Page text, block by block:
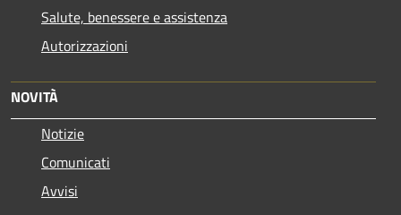
Salute, benessere e assistenza
Autorizzazioni
NOVITÀ
Notizie
Comunicati
Avvisi